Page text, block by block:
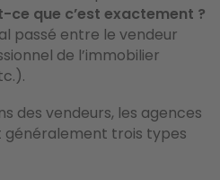
ce que c’est exactement ?
passé entre le vendeur
de l’immobilier
des vendeurs, les agences
trois types